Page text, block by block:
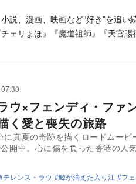
説、漫画、映画など“好き”を追
ェリまほ』『魔道祖師』『天官賜
ウ×フェンディ・フ
く愛と喪失の旅路
に真夏の奇跡を描くロードムー
開中。心に傷を負った香港の人
テレンス・ラウ 鯨が消えた入り江 フ